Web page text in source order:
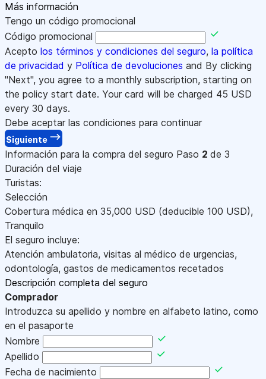
Más información
Tengo un código promocional
Código promocional
Acepto los términos y condiciones del seguro, la política
de privacidad y Política de devoluciones and By clicking
"Next", you agree to a monthly subscription, starting on
the policy start date. Your card will be charged 45 USD
every 30 days.
Debe aceptar las condiciones para continuar
Siguiente
Información para la compra del seguro Paso 2 de 3
Duración del viaje
Turistas:
Selección
Cobertura médica en 35,000 USD (deducible 100 USD),
Tranquilo
El seguro incluye:
Atención ambulatoria, visitas al médico de urgencias,
odontología, gastos de medicamentos recetados
Descripción completa del seguro
Comprador
Introduzca su apellido y nombre en alfabeto latino, como
en el pasaporte
Nombre
Apellido
Fecha de nacimiento